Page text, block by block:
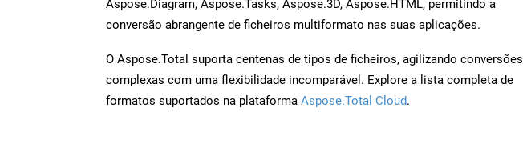
Aspose.Diagram, Aspose.Tasks, Aspose.3D, Aspose.HTML, permitindo a
conversão abrangente de ficheiros multiformato nas suas aplicações.
O Aspose.Total suporta centenas de tipos de ficheiros, agilizando conversões
complexas com uma flexibilidade incomparável. Explore a lista completa de
formatos suportados na plataforma Aspose.Total Cloud.